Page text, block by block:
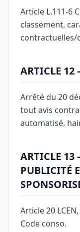
Article L.111-6
classement,
contractuelles/
ARTICLE 12
Arrêté du 20
tout avis
automatisé,
ARTICLE
PUBLICITÉ
Article 20
Code conso.